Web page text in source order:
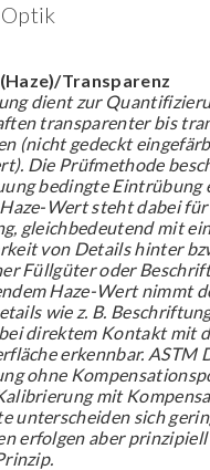
Optik
Transparenz
dient zur
transparenter bis
(nicht gedeckt
Die Prüfmethode
bedingte Eintrübung
Wert steht dabei für
gleichbedeutend mit
von Details hinter
Füllgüter oder
Haze-Wert nimmt
wie z. B.
direktem Kontakt mit
erkennbar. ASTM
ohne
mit
unterscheiden sich
erfolgen aber prinzipiell